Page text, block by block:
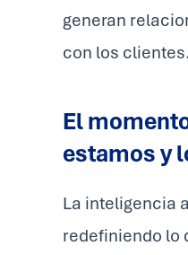
generan
con los clientes.
El
estamos y
La inteligencia
redefiniendo lo